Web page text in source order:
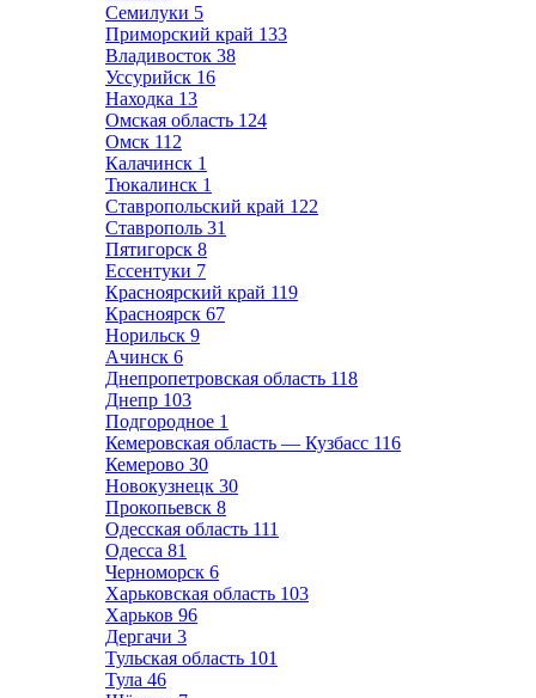
Семилуки 5
Приморский край 133
Владивосток 38
Уссурийск 16
Находка 13
Омская область 124
Омск 112
Калачинск 1
Тюкалинск 1
Ставропольский край 122
Ставрополь 31
Пятигорск 8
Ессентуки 7
Красноярский край 119
Красноярск 67
Норильск 9
Ачинск 6
Днепропетровская область 118
Днепр 103
Подгородное 1
Кемеровская область — Кузбасс 116
Кемерово 30
Новокузнецк 30
Прокопьевск 8
Одесская область 111
Одесса 81
Черноморск 6
Харьковская область 103
Харьков 96
Дергачи 3
Тульская область 101
Тула 46